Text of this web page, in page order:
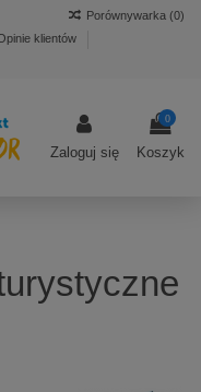
klientów
Porównywarka (0)
Zaloguj się
0
Koszyk